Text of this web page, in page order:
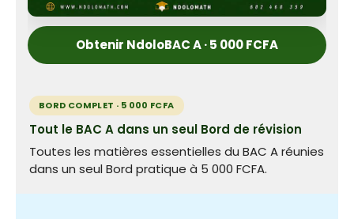
Obtenir NdoloBAC A · 5 000 FCFA
BORD COMPLET · 5 000 FCFA
Tout le BAC A dans un seul Bord de révision
Toutes les matières essentielles du BAC A réunies
dans un seul Bord pratique à 5 000 FCFA.